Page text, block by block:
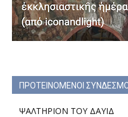
ΠΡΟΤΕΙΝΟΜΕΝΟΙ
ΨΑΛΤΗΡΙΟΝ ΤΟΥ ΔΑΥΙΔ